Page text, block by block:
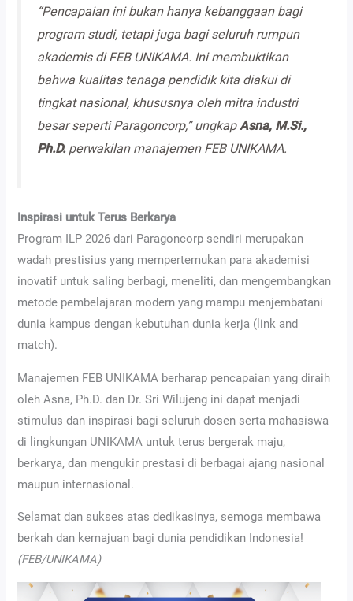
“Pencapaian ini bukan hanya kebanggaan bagi
program studi, tetapi juga bagi seluruh rumpun
akademis di FEB UNIKAMA. Ini membuktikan
bahwa kualitas tenaga pendidik kita diakui di
tingkat nasional, khususnya oleh mitra industri
besar seperti Paragoncorp,” ungkapAsna, M.Si.,
Ph.D.perwakilan manajemen FEB UNIKAMA.
Inspirasi untuk Terus Berkarya
Program ILP 2026 dari Paragoncorp sendiri merupakan
wadah prestisius yang mempertemukan para akademisi
inovatif untuk saling berbagi, meneliti, dan mengembangkan
metode pembelajaran modern yang mampu menjembatani
dunia kampus dengan kebutuhan dunia kerja (link and
match).
Manajemen FEB UNIKAMA berharap pencapaian yang diraih
oleh Asna, Ph.D. dan Dr. Sri Wilujeng ini dapat menjadi
stimulus dan inspirasi bagi seluruh dosen serta mahasiswa
di lingkungan UNIKAMA untuk terus bergerak maju,
berkarya, dan mengukir prestasi di berbagai ajang nasional
maupun internasional.
Selamat dan sukses atas dedikasinya, semoga membawa
berkah dan kemajuan bagi dunia pendidikan Indonesia!
(FEB/UNIKAMA)